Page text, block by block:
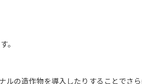
。
ルの造作物を導入したりすることでさ